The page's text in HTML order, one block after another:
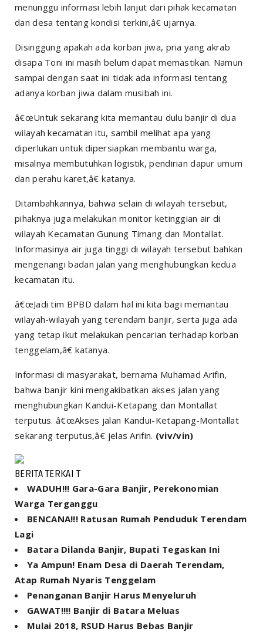
menunggu informasi lebih lanjut dari pihak kecamatan
dan desa tentang kondisi terkini,â€ ujarnya.
Disinggung apakah ada korban jiwa, pria yang akrab
disapa Toni ini masih belum dapat memastikan. Namun
sampai dengan saat ini tidak ada informasi tentang
adanya korban jiwa dalam musibah ini.
â€œUntuk sekarang kita memantau dulu banjir di dua
wilayah kecamatan itu, sambil melihat apa yang
diperlukan untuk dipersiapkan membantu warga,
misalnya membutuhkan logistik, pendirian dapur umum
dan perahu karet,â€ katanya.
Ditambahkannya, bahwa selain di wilayah tersebut,
pihaknya juga melakukan monitor ketinggian air di
wilayah Kecamatan Gunung Timang dan Montallat.
Informasinya air juga tinggi di wilayah tersebut bahkan
mengenangi badan jalan yang menghubungkan kedua
kecamatan itu.
â€œJadi tim BPBD dalam hal ini kita bagi memantau
wilayah-wilayah yang terendam banjir, serta juga ada
yang tetap ikut melakukan pencarian terhadap korban
tenggelam,â€ katanya.
Informasi di masyarakat, bernama Muhamad Arifin,
bahwa banjir kini mengakibatkan akses jalan yang
menghubungkan Kandui-Ketapang dan Montallat
terputus. â€œAkses jalan Kandui-Ketapang-Montallat
sekarang terputus,â€ jelas Arifin. (viv/vin)
BERITA TERKAI T
WADUH!!! Gara-Gara Banjir, Perekonomian
Warga Terganggu
BENCANA!!! Ratusan Rumah Penduduk Terendam
Lagi
Batara Dilanda Banjir, Bupati Tegaskan Ini
Ya Ampun! Enam Desa di Daerah Terendam,
Atap Rumah Nyaris Tenggelam
Penanganan Banjir Harus Menyeluruh
GAWAT!!!! Banjir di Batara Meluas
Mulai 2018, RSUD Harus Bebas Banjir